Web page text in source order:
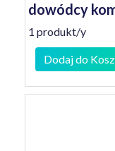
dowódcy
1 produkt/y
Dodaj do